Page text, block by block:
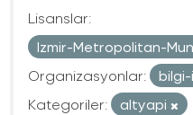
Lisanslar:
Izmir-Metropolitan-
Organizasyonlar:
Kategoriler:
altyapi